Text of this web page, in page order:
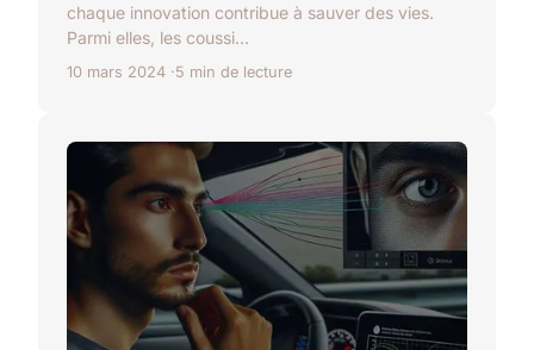
chaque innovation contribue à sauver des vies.
Parmi elles, les coussi...
10 mars 2024 5 min de lecture